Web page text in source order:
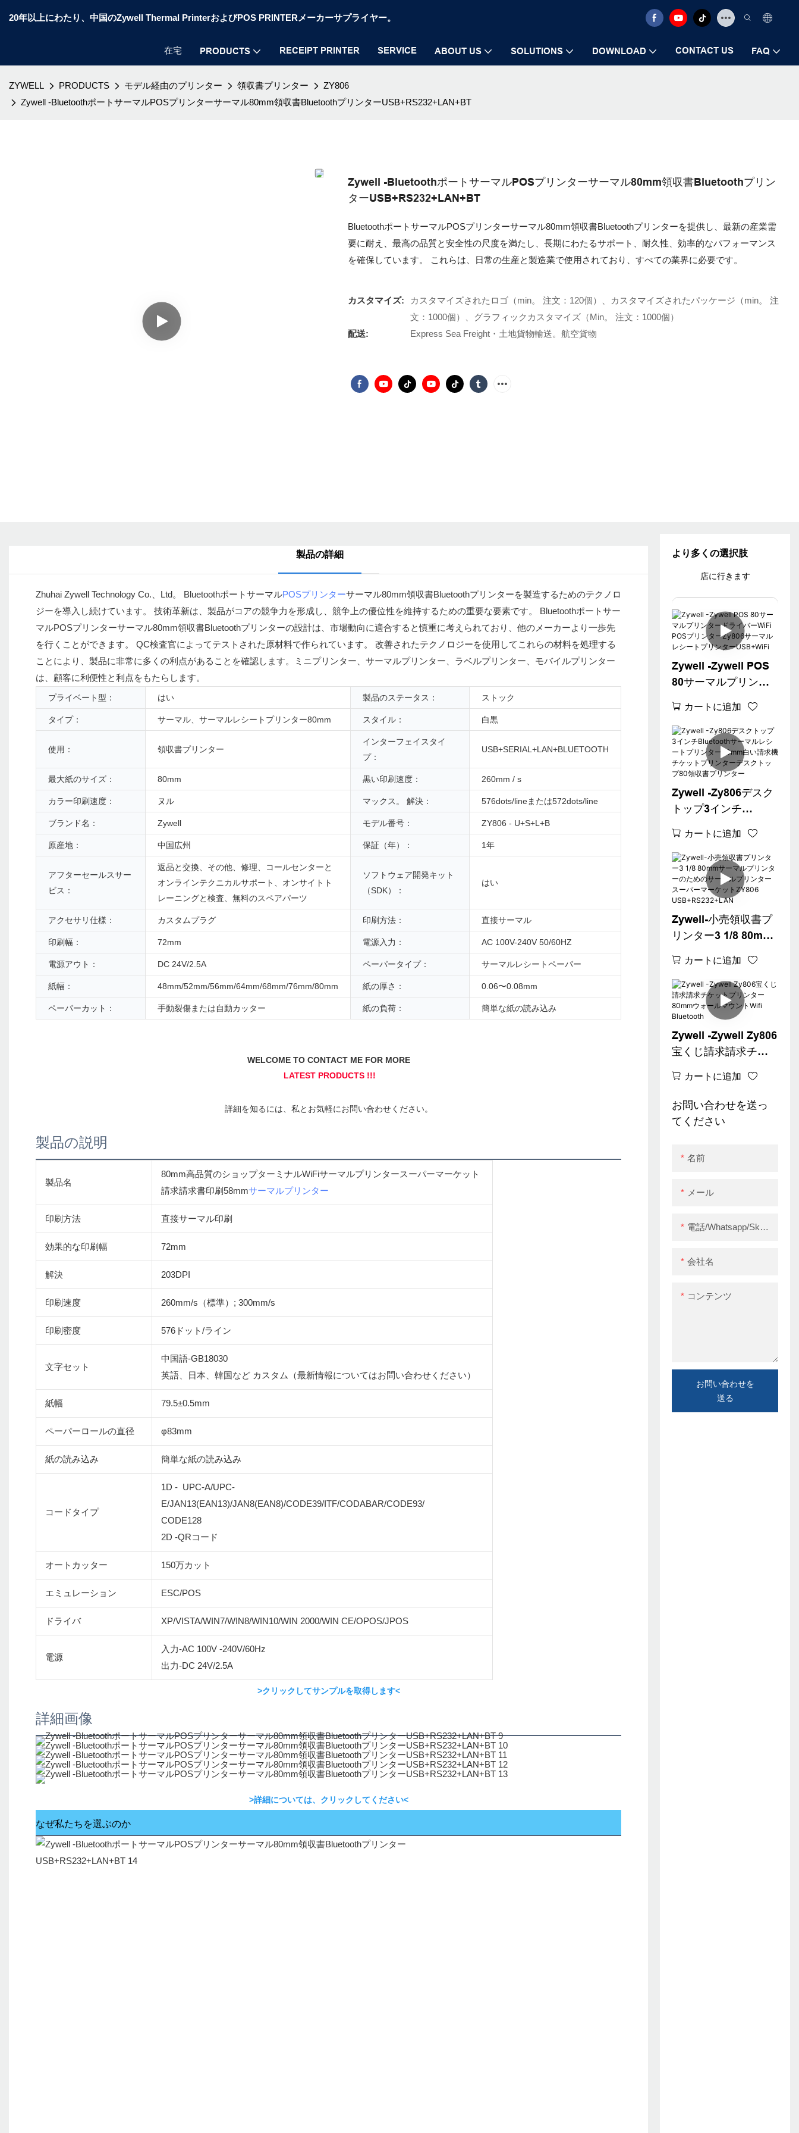
20年以上にわたり、中国のZywell Thermal PrinterおよびPOS PRINTERメーカーサプライヤー。
在宅 PRODUCTS RECEIPT PRINTER SERVICE ABOUT US SOLUTIONS DOWNLOAD CONTACT US FAQ
ZYWELL PRODUCTS モデル経由のプリンター 領収書プリンター
ZY806
Zywell -BluetoothポートサーマルPOSプリンターサーマル80mm領収書BluetoothプリンターUSB+RS232+LAN+BT
Zywell -BluetoothポートサーマルPOSプリンターサーマル80mm領収書Bluetoothプリン
ターUSB+RS232+LAN+BT
BluetoothポートサーマルPOSプリンターサーマル80mm領収書Bluetoothプリンターを提供し、最新の産業需
要に耐え、最高の品質と安全性の尺度を満たし、長期にわたるサポート、耐久性、効率的なパフォーマンス
を確保しています。 これらは、日常の生産と製造業で使用されており、すべての業界に必要です。
カスタマイズ:
カスタマイズされたロゴ（min。 注文：120個）、カスタマイズされたパッケージ（min。 注
文：1000個）、グラフィックカスタマイズ（Min。 注文：1000個）
配送:
Express Sea Freight・土地貨物輸送。航空貨物
より多くの選択肢
店に行きます
Zywell -Zywell POS
80サーマルプリンタ
POSプリンターZy806
サーマルレシートプ
リンターUSB+WiFi
カートに追加
Zywell -Zy806デスク
トップ3インチ
シートプリンター
80mm白い請求機チケ
ットプリンターデス
クトップ80領収書プ
リンター
カートに追加
Zywell-小売領収書プ
リンター3 1/8 80mm
のためのサーマルプ
リンタースーパーマ
ーケットZY806
USB+RS232+LAN
カートに追加
Zywell -Zywell Zy806
宝くじ請求請求チケ
ウォールマウントWifi
Bluetooth
カートに追加
お問い合わせを送っ
てください
名前
メール
電話/whatsapp/skype
会社名
コンテンツ
お問い合わせを
送る
製品の詳細
Zhuhai Zywell Technology Co.、Ltd。 BluetoothポートサーマルPOSプリンターサーマル80mm領収書Bluetoothプリンターを製造するためのテクノロ
ジーを導入し続けています。 技術革新は、製品がコアの競争力を形成し、競争上の優位性を維持するための重要な要素です。 Bluetoothポートサー
マルPOSプリンターサーマル80mm領収書Bluetoothプリンターの設計は、市場動向に適合すると慎重に考えられており、他のメーカーより一歩先
を行くことができます。 QC検査官によってテストされた原材料で作られています。 改善されたテクノロジーを使用してこれらの材料を処理する
ことにより、製品に非常に多くの利点があることを確認します。ミニプリンター、サーマルプリンター、ラベルプリンター、モバイルプリンター
は、顧客に利便性と利点をもたらします。
プライベート型： はい 製品のステータス： ストック
タイプ： サーマル、サーマルレシートプリンター80mm スタイル： 白黒
使用： 領収書プリンター
インターフェイスタイ
プ：
USB+SERIAL+LAN+BLUETOOTH
最大紙のサイズ： 80mm 黒い印刷速度： 260mm / s
カラー印刷速度： ヌル マックス。 解決： 576dots/lineまたは572dots/line
ブランド名： Zywell モデル番号： ZY806 - U+S+L+B
原産地： 中国広州 保証（年）： 1年
アフターセールスサー
ビス：
返品と交換、その他、修理、コールセンターと
オンラインテクニカルサポート、オンサイトト
レーニングと検査、無料のスペアパーツ
ソフトウェア開発キット
（SDK）：
はい
アクセサリ仕様： カスタムプラグ 印刷方法： 直接サーマル
印刷幅： 72mm 電源入力： AC 100V-240V 50/60HZ
電源アウト： DC 24V/2.5A ペーパータイプ： サーマルレシートペーパー
紙幅： 48mm/52mm/56mm/64mm/68mm/76mm/80mm 紙の厚さ： 0.06〜0.08mm
ペーパーカット： 手動裂傷または自動カッター 紙の負荷： 簡単な紙の読み込み
製品の説明
製品名
80mm高品質のショップターミナルWiFiサーマルプリンタースーパーマーケット
請求請求書印刷58mmサーマルプリンター
印刷方法 直接サーマル印刷
効果的な印刷幅 72mm
解決 203DPI
印刷速度 260mm/s（標準）; 300mm/s
印刷密度 576ドット/ライン
文字セット
中国語-GB18030
英語、日本、韓国など カスタム（最新情報についてはお問い合わせください）
紙幅 79.5±0.5mm
ペーパーロールの直径 φ83mm
紙の読み込み 簡単な紙の読み込み
コードタイプ
1D - UPC-A/UPC-
E/JAN13(EAN13)/JAN8(EAN8)/CODE39/ITF/CODABAR/CODE93/
CODE128
2D -QRコード
オートカッター 150万カット
エミュレーション ESC/POS
ドライバ XP/VISTA/WIN7/WIN8/WIN10/WIN 2000/WIN CE/OPOS/JPOS
電源
入力-AC 100V -240V/60Hz
出力-DC 24V/2.5A
>クリックしてサンプルを取得します<
詳細画像
>詳細については、クリックしてください<
なぜ私たちを選ぶのか